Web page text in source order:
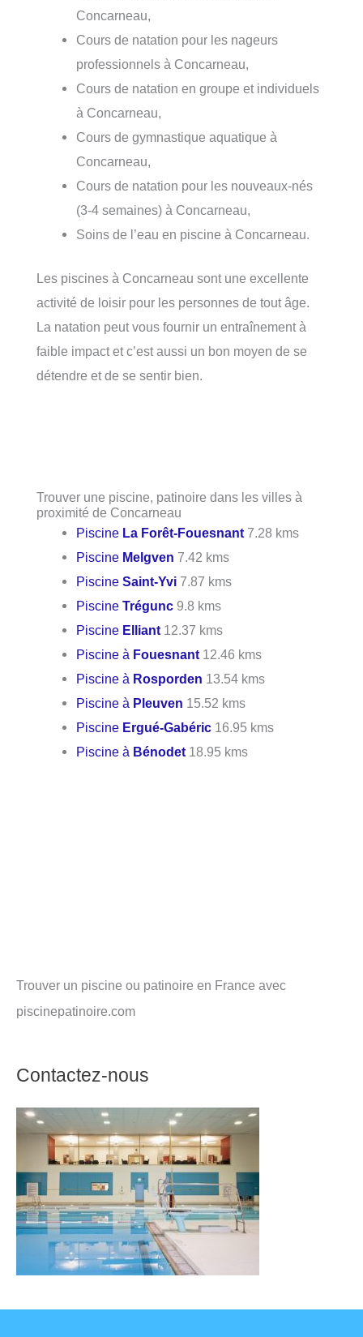
Concarneau,
Cours de natation pour les nageurs
professionnels à Concarneau,
Cours de natation en groupe et individuels
à Concarneau,
Cours de gymnastique aquatique à
Concarneau,
Cours de natation pour les nouveaux-nés
(3-4 semaines) à Concarneau,
Soins de l’eau en piscine à Concarneau.
Les piscines à Concarneau sont une excellente
activité de loisir pour les personnes de tout âge.
La natation peut vous fournir un entraînement à
faible impact et c’est aussi un bon moyen de se
détendre et de se sentir bien.
Trouver une piscine, patinoire dans les villes à
proximité de Concarneau
Piscine La Forêt-Fouesnant 7.28 kms
Piscine Melgven 7.42 kms
PiscineSaint-Yvi 7.87 kms
PiscineTrégunc 9.8 kms
Piscine Elliant 12.37 kms
Piscine à Fouesnant 12.46 kms
Piscine à Rosporden 13.54 kms
Piscine à Pleuven 15.52 kms
Piscine Ergué-Gabéric 16.95 kms
Piscine à Bénodet 18.95 kms
Trouver un piscine ou patinoire en France avec
piscinepatinoire.com
Contactez-nous